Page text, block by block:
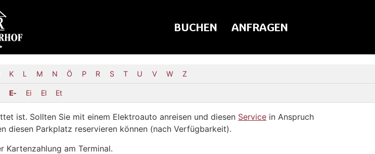
BUCHEN ANFRAGEN
K L M N Ö P R S T U V W Z
E- Ei El Et
ist. Sollten Sie mit einem Elektroauto anreisen und diesen Service in Anspruch
diesen Parkplatz reservieren können (nach Verfügbarkeit).
Kartenzahlung am Terminal.